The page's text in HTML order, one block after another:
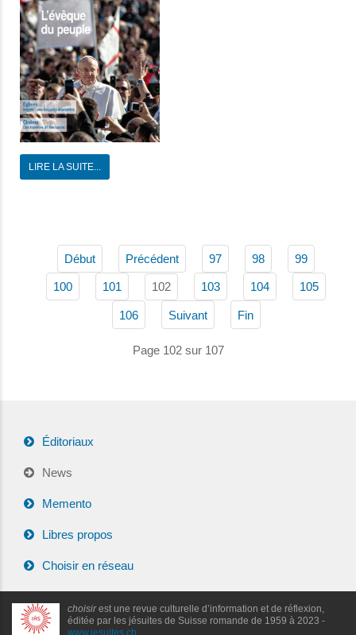
LIRE LA SUITE...
Début Précédent 97 98 99
100 101 102 103 104 105
106 Suivant Fin
Page 102 sur 107
Éditoriaux
News
Memento
Libres propos
Choisir en réseau
choisirest une revue culturelle d’information et de réflexion,
éditée par les jésuites de Suisse romande de 1959 à 2023 -
www.jesuites.ch